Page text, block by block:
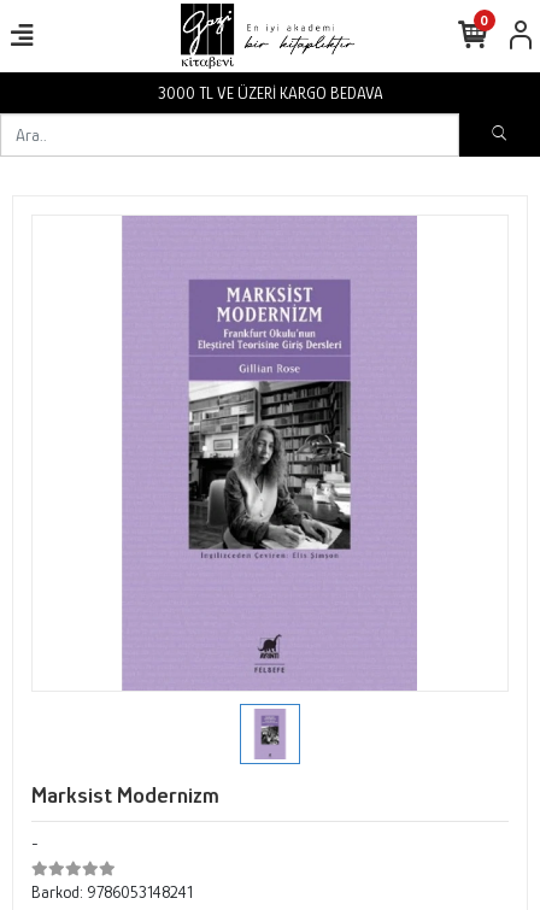
3000 TL VE ÜZERİ KARGO
0
Marksist Modernizm
-
Barkod: 9786053148241